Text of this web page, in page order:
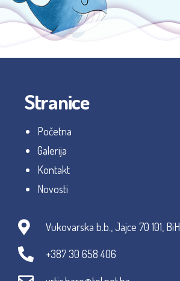
Stranice
Početna
Galerija
Kontakt
Novosti
Vukovarska b.b., Jajce 70 101, BiH
+387 30 658 406